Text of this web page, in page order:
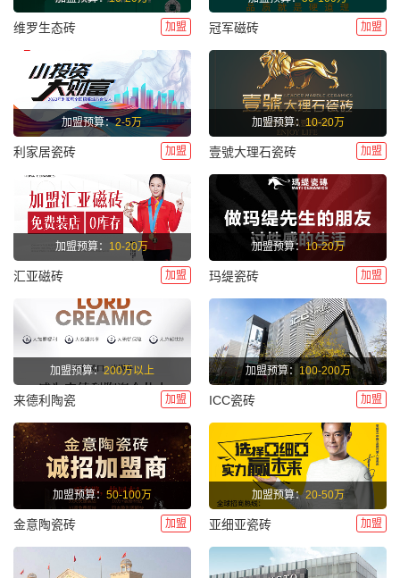
维罗生态砖 加盟 冠军磁砖 加盟
加盟预算：2-5万
利家居瓷砖 加盟
加盟预算：10-20万
壹號大理石瓷砖 加盟
加盟预算： 10-20万
汇亚磁砖 加盟
加盟预算：10-20万
玛缇瓷砖 加盟
加盟预算：200万以上
来德利陶瓷 加盟
加盟预算： 100-200万
ICC瓷砖 加盟
加盟预算： 50-100万
金意陶瓷砖 加盟
加盟预算：20-50万
亚细亚瓷砖 加盟